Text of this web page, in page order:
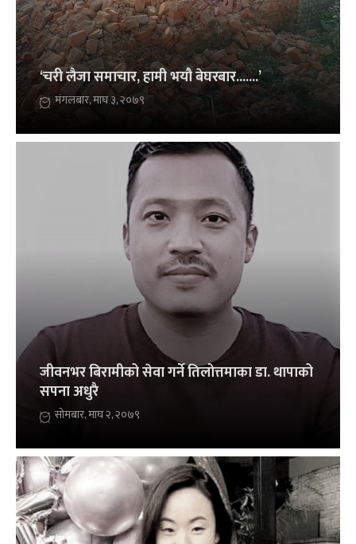
‘चरी लैजा समाचार, हामी भयौ बेघरबार.......’
मंगलबार, माघ ३, २०७९
जीवनभर बिरामीको सेवा गर्ने तिलोत्तमाका डा. थापाको
सपना अधुरै
सोमबार, माघ २, २०७९